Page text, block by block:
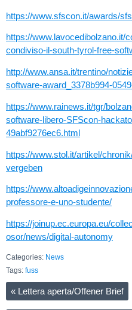
https://www.sfscon.it/awards/
https://www.lavocedibolzano.it/
condiviso-il-south-tyrol-free-
http://www.ansa.it/trentino/
software-award_3378b994-
https://www.rainews.it/tgr/
software-libero-SFScon-
49abf9276ec6.html
https://www.stol.it/artikel/
vergeben
https://
professore-e-uno-studente/
https://joinup.ec.europa.eu/
osor/news/digital-autonomy
Categories: News
Tags: fuss
« Lettera aperta/Offener Brief